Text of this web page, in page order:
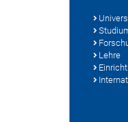
Lehre